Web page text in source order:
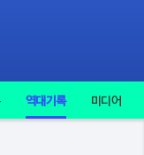
역대기록 미디어